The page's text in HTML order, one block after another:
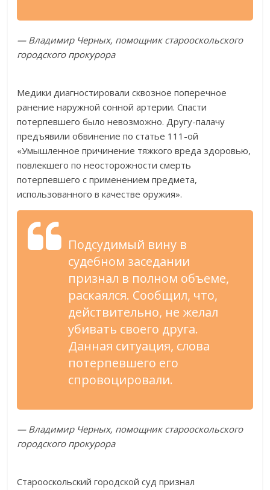
— Владимир Черных, помощник старооскольского
городского прокурора
Медики диагностировали сквозное поперечное
ранение наружной сонной артерии. Спасти
потерпевшего было невозможно. Другу-палачу
предъявили обвинение по статье 111-ой
«Умышленное причинение тяжкого вреда здоровью,
повлекшего по неосторожности смерть
потерпевшего с применением предмета,
использованного в качестве оружия».
Подсудимый вину в
судебном заседании
признал в полном объеме,
раскаялся. Сообщил, что,
действительно, не желал
убивать своего друга.
Данная ситуация, слова
потерпевшего его
спровоцировали.
— Владимир Черных, помощник старооскольского
городского прокурора
Старооскольский городской суд признал